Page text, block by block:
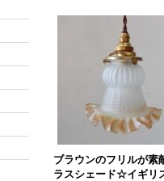
ブラウンのフリルが素
ラスシェード☆イギリ